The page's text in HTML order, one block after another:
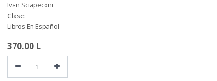
Ivan Sciapeconi
Clase:
Libros En Español
370.00 L